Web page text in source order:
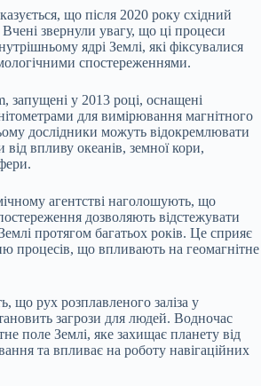
що після 2020 року східний
звернули увагу, що ці процеси
ядрі Землі, які фіксувалися
спостереженнями.
запущені у 2013 році, оснащені
для вимірювання магнітного
дослідники можуть відокремлювати
від впливу океанів, земної кори,
агентстві наголошують, що
дозволяють відстежувати
протягом багатьох років. Це сприяє
процесів, що впливають на геомагнітне
що рух розплавленого заліза у
загрози для людей. Водночас
поле Землі, яке захищає планету від
та впливає на роботу навігаційних